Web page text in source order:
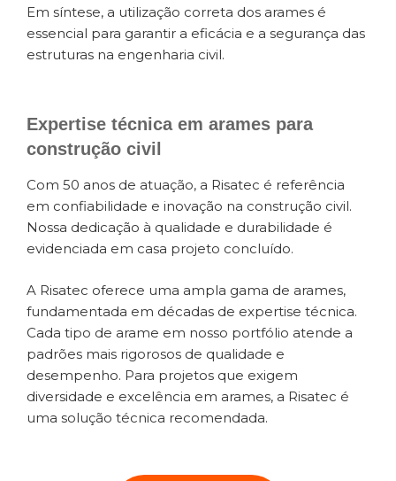
Em síntese, a utilização correta dos arames é
essencial para garantir a eficácia e a segurança das
estruturas na engenharia civil.
Expertise técnica em arames para
construção civil
Com 50 anos de atuação, a Risatec é referência
em confiabilidade e inovação na construção civil.
Nossa dedicação à qualidade e durabilidade é
evidenciada em casa projeto concluído.
A Risatec oferece uma ampla gama de arames,
fundamentada em décadas de expertise técnica.
Cada tipo de arame em nosso portfólio atende a
padrões mais rigorosos de qualidade e
desempenho. Para projetos que exigem
diversidade e excelência em arames, a Risatec é
uma solução técnica recomendada.